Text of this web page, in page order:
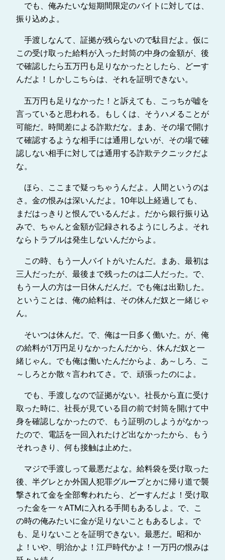
でも、俺みたいな短期間限定のバイトに対しては、
振り込めよ。
手渡しなんて、証拠が残らないので駄目だよ。仮に
この受け取った給料が入った封筒の中身の金額が、後
で確認したら五万円も足りなかったとしたら、どーす
んだよ！しかしこちらは、それを証明できない。
五万円も足りなかった！と訴えても、こっちが嘘を
言っていると思われる。もしくは、そうハメることが
可能だ。時間差による詐欺だな。まあ、その場で開け
て確認するような相手には通用しないが、その場で確
認しない相手に対しては通用する詐欺テクニックだよ
な。
ほら、ここまで疑っちゃうんだよ。人間というのは
さ。金の恨みは深いんだよ。10年以上経過しても、
まだはっきりと恨んでいるんだよ。だから銀行振り込
みで、ちゃんと金額が記録されるようにしろよ。それ
ならトラブルは発生しないんだからよ。
この時、もう一人バイトがいたんだ。まあ、最初は
三人だったが、最後まで残ったのは二人だった。で、
もう一人の方は一日休んだんだ。でも俺は出勤した。
ということは、俺の給料は、その休んだ奴と一緒じゃ
ん。
そいつは休んだ。で、俺は一日多く働いた。が、俺
の給料が1万円足りなかったんだから、休んだ奴と一
緒じゃん。でも俺は働いたんだからよ、あ～しろ、こ
～しろとか散々言われてさ。で、頑張ったのによ。
でも、手渡しなので証拠がない。社長から直に受け
取った時に、社長が見ている目の前で封筒を開けて中
身を確認しなかったので、もう証明のしようがなかっ
たので、電話を一回入れたけど出なかったから、もう
それっきり、何も接触は止めた。
マジで手渡しって最悪だよな。給料袋を受け取った
後、半グレとか外国人犯罪グループとかに帰り道で襲
撃されて金を全部奪われたら、どーすんだよ！受け取
った金を一々ATMに入れる手間もあるしよ。で、こ
の時の俺みたいに金が足りないこともあるしよ。で
も、足りないことを証明できない。最悪だ。昭和か
よ！いや、明治かよ！江戸時代かよ！一万円の恨みは